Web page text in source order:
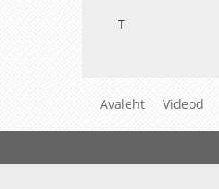
T
Avaleht Videod